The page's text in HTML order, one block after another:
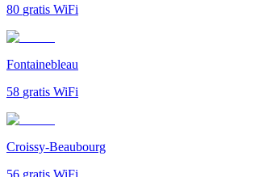
80 gratis WiFi
Fontainebleau
58 gratis WiFi
Croissy-Beaubourg
56 gratis WiFi